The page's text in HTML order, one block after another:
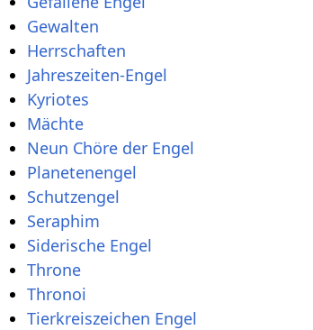
Gewalten
Herrschaften
Jahreszeiten-Engel
Kyriotes
Mächte
Neun Chöre der Engel
Planetenengel
Schutzengel
Seraphim
Siderische Engel
Throne
Thronoi
Tierkreiszeichen Engel